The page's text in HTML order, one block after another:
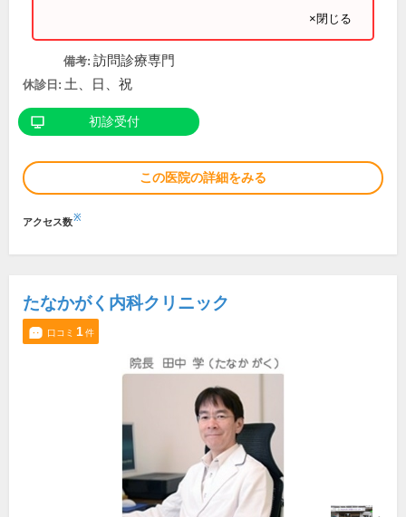
×閉じる
備考: 訪問診療専門
休診日: 土、日、祝
初診受付
この医院の詳細をみる
アクセス数※
たなかがく内科クリニック
口コミ 1件